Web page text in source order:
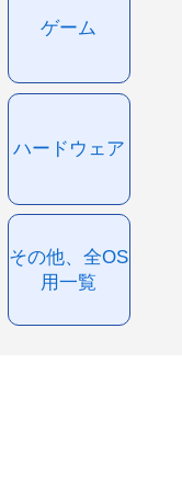
ゲーム
ハードウェア
その他、全OS
用一覧